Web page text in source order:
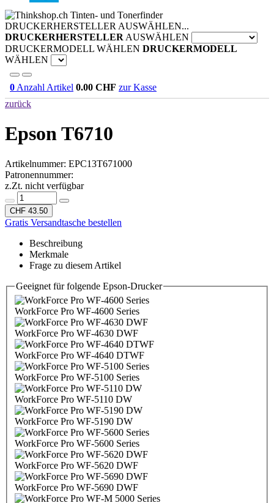
Tinten- und Tonerfinder
DRUCKERHERSTELLER AUSWÄHLEN...
DRUCKERHERSTELLER AUSWÄHLEN
DRUCKERMODELL WÄHLEN DRUCKERMODELL
WÄHLEN
0 Anzahl Artikel 0.00 CHF zur Kasse
zurück
Epson T6710
Artikelnummer: EPC13T671000
Patronennummer:
z.Zt. nicht verfügbar
CHF 43.50
Gratis Versandtasche bestellen
Beschreibung
Merkmale
Frage zu diesem Artikel
Geeignet für folgende Epson-Drucker
WorkForce Pro WF-4600 Series
WorkForce Pro WF-4630 DWF
WorkForce Pro WF-4640 DTWF
WorkForce Pro WF-5100 Series
WorkForce Pro WF-5110 DW
WorkForce Pro WF-5190 DW
WorkForce Pro WF-5600 Series
WorkForce Pro WF-5620 DWF
WorkForce Pro WF-5690 DWF